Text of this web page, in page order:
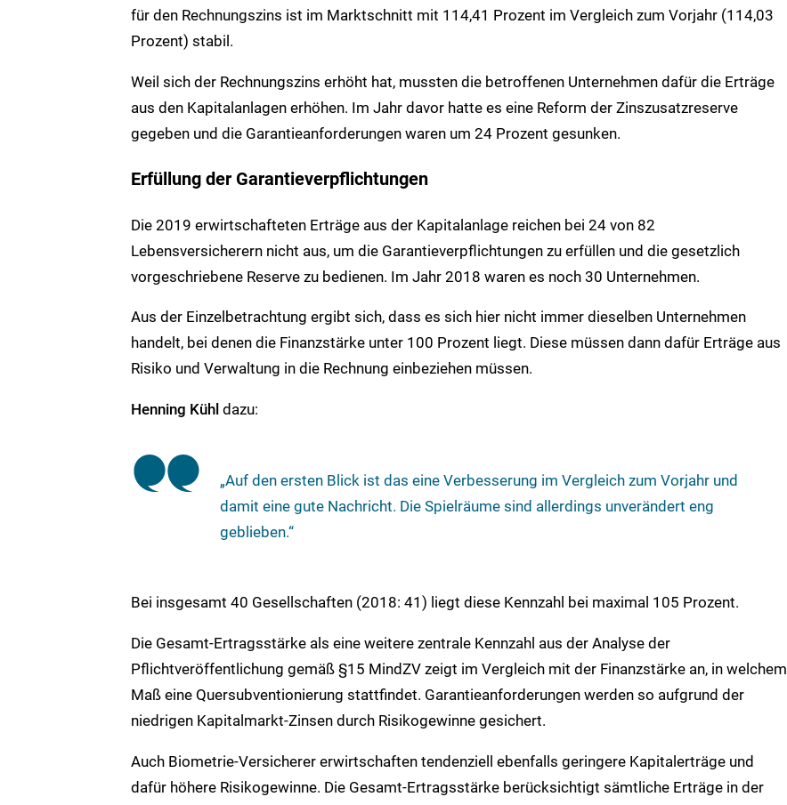
für den Rechnungszins ist im Marktschnitt mit 114,41 Prozent im Vergleich zum Vorjahr (114,03
Prozent) stabil.
Weil sich der Rechnungszins erhöht hat, mussten die betroffenen Unternehmen dafür die Erträge
aus den Kapitalanlagen erhöhen. Im Jahr davor hatte es eine Reform der Zinszusatzreserve
gegeben und die Garantieanforderungen waren um 24 Prozent gesunken.
Erfüllung der Garantieverpflichtungen
Die 2019 erwirtschafteten Erträge aus der Kapitalanlage reichen bei 24 von 82
Lebensversicherern nicht aus, um die Garantieverpflichtungen zu erfüllen und die gesetzlich
vorgeschriebene Reserve zu bedienen. Im Jahr 2018 waren es noch 30 Unternehmen.
Aus der Einzelbetrachtung ergibt sich, dass es sich hier nicht immer dieselben Unternehmen
handelt, bei denen die Finanzstärke unter 100 Prozent liegt. Diese müssen dann dafür Erträge aus
Risiko und Verwaltung in die Rechnung einbeziehen müssen.
Henning Kühl dazu:
„Auf den ersten Blick ist das eine Verbesserung im Vergleich zum Vorjahr und
damit eine gute Nachricht. Die Spielräume sind allerdings unverändert eng
geblieben.“
Bei insgesamt 40 Gesellschaften (2018: 41) liegt diese Kennzahl bei maximal 105 Prozent.
Die Gesamt-Ertragsstärke als eine weitere zentrale Kennzahl aus der Analyse der
Pflichtveröffentlichung gemäß §15 MindZV zeigt im Vergleich mit der Finanzstärke an, in welchem
Maß eine Quersubventionierung stattfindet. Garantieanforderungen werden so aufgrund der
niedrigen Kapitalmarkt-Zinsen durch Risikogewinne gesichert.
Auch Biometrie-Versicherer erwirtschaften tendenziell ebenfalls geringere Kapitalerträge und
dafür höhere Risikogewinne. Die Gesamt-Ertragsstärke berücksichtigt sämtliche Erträge in der